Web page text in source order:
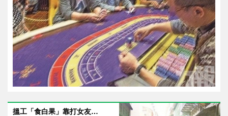
搵工「食白果」靠打女友出氣